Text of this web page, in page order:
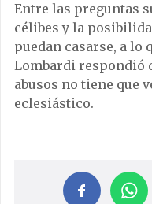
Entre las preguntas
célibes y la
puedan casarse, a lo
Lombardi respondió
abusos no tiene que
eclesiástico.